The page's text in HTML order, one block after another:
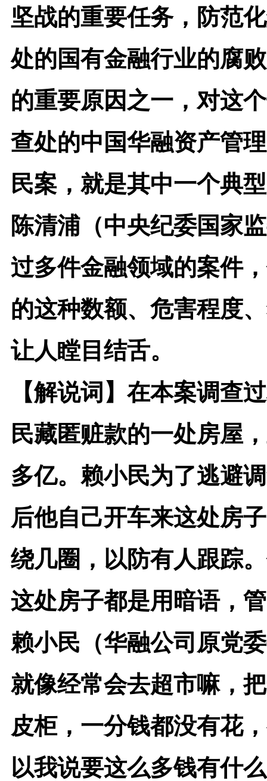
坚战的重要任务，防范
处的国有金融行业的腐
的重要原因之一，对这
查处的中国华融资产管
民案，就是其中一个典
陈清浦（中央纪委国家
过多件金融领域的案件
的这种数额、危害程度
让人瞠目结舌。
【解说词】 在本案调查
民藏匿赃款的一处房屋
多亿。赖小民为了逃避
后他自己开车来这处房
绕几圈，以防有人跟踪
这处房子都是用暗语，
赖小民（华融公司原党
就像经常会去超市嘛，
皮柜，一分钱都没有花
以我说要这么多钱有什